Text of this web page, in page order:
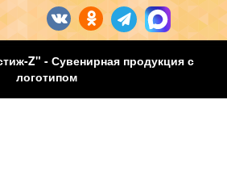
Z" - Сувенирная продукция с
логотипом